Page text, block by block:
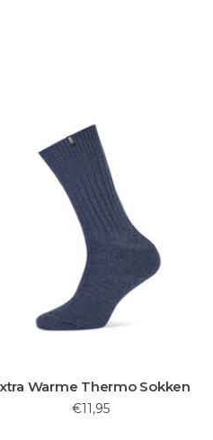
Narvik Klassieke Krimpvrije
Wollen Sokken